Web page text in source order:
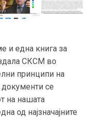
и една книга за
СКСМ во
принципи на
документи се
на нашата
од најзначајните